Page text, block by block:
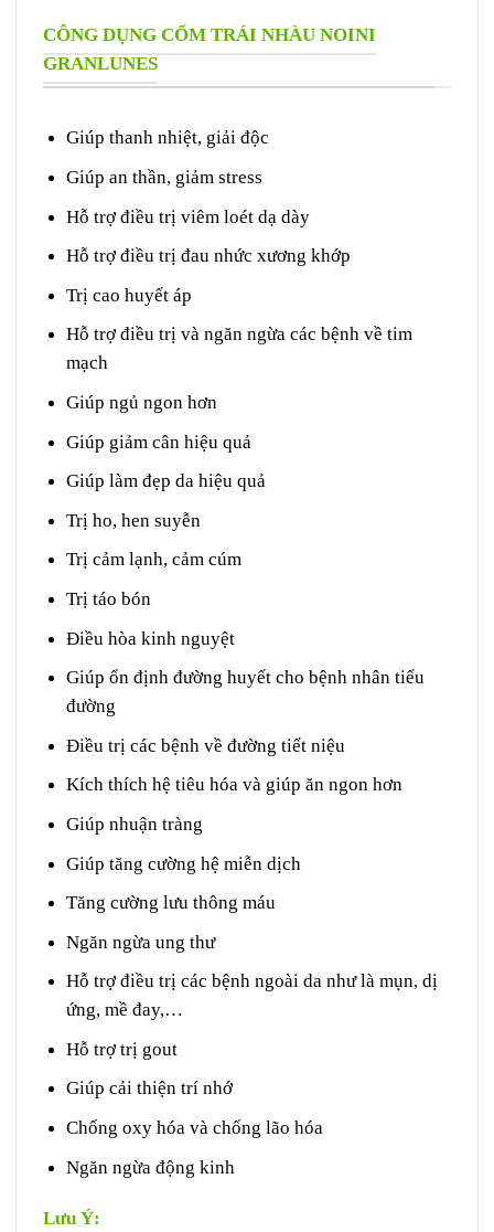
CÔNG DỤNG CỐM TRÁI NHÀU NOINI
GRANLUNES
Giúp thanh nhiệt, giải độc
Giúp an thần, giảm stress
Hỗ trợ điều trị viêm loét dạ dày
Hỗ trợ điều trị đau nhức xương khớp
Trị cao huyết áp
Hỗ trợ điều trị và ngăn ngừa các bệnh về tim
mạch
Giúp ngủ ngon hơn
Giúp giảm cân hiệu quả
Giúp làm đẹp da hiệu quả
Trị ho, hen suyễn
Trị cảm lạnh, cảm cúm
Trị táo bón
Điều hòa kinh nguyệt
Giúp ổn định đường huyết cho bệnh nhân tiểu
đường
Điều trị các bệnh về đường tiết niệu
Kích thích hệ tiêu hóa và giúp ăn ngon hơn
Giúp nhuận tràng
Giúp tăng cường hệ miễn dịch
Tăng cường lưu thông máu
Ngăn ngừa ung thư
Hỗ trợ điều trị các bệnh ngoài da như là mụn, dị
ứng, mề đay,…
Hỗ trợ trị gout
Giúp cải thiện trí nhớ
Chống oxy hóa và chống lão hóa
Ngăn ngừa động kinh
Lưu Ý: